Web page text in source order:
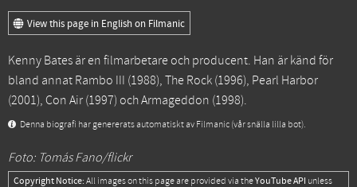
View this page in English on Filmanic
Kenny Bates är en filmarbetare och producent. Han är känd för
bland annat Rambo III (1988), The Rock (1996), Pearl Harbor
(2001), Con Air (1997) ochArmageddon (1998).
Denna biografi har genererats automatiskt av Filmanic (vår snälla lilla bot).
Foto: Tomás Fano/flickr
Copyright Notice: All images on this page are provided via theYouTube API unless